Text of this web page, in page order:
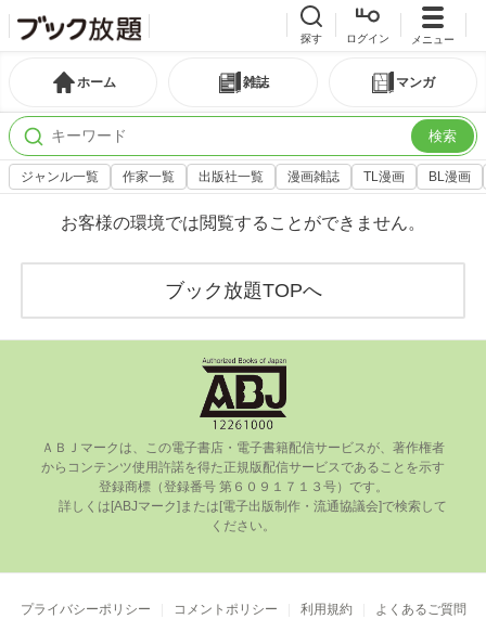
探す ログイン メニュー
ホーム 雑誌 マンガ
検索
ジャンル一覧 作家一覧 出版社一覧 漫画雑誌 TL漫画 BL漫画
お客様の環境では閲覧することができません。
ブック放題TOPへ
ＡＢＪマークは、この電⼦書店・電⼦書籍配信サービスが、著作権者
からコンテンツ使⽤許諾を得た正規版配信サービスであることを⽰す
登録商標（登録番号 第６０９１７１３号）です。
ください。
プライバシーポリシー コメントポリシー 利用規約
よくあるご質問